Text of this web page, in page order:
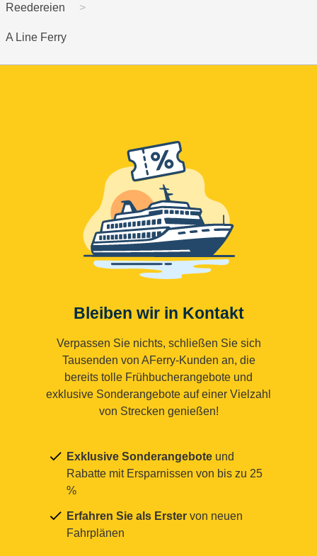
Reedereien
A Line Ferry
Bleiben wir in Kontakt
Verpassen Sie nichts, schließen Sie sich
Tausenden von AFerry-Kunden an, die
bereits tolle Frühbucherangebote und
exklusive Sonderangebote auf einer Vielzahl
von Strecken genießen!
Exklusive Sonderangebote und
Rabatte mit Ersparnissen von bis zu 25
%
Erfahren Sie als Erster von neuen
Fahrplänen